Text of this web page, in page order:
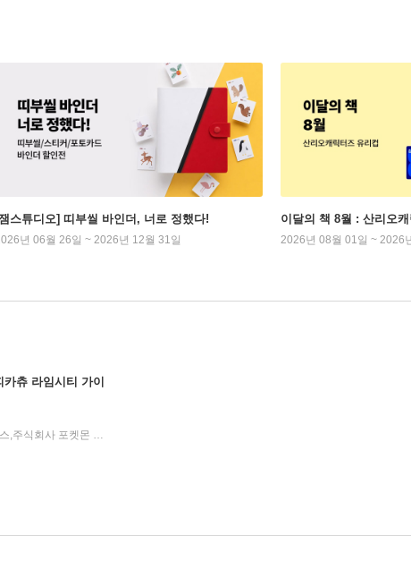
스튜디오] 띠부씰 바인더, 너로 정했다!
년 06월 26일 ~ 2026년 12월 31일
이달의 책 8월 : 산리오
2026년 08월 01일 ~ 2026
츄 라임시티 가이
도다 아키히토,주식회사 크리처스,주식회사 포켓몬 원저/기노시타 치히로 그림/김지영,이선희 역